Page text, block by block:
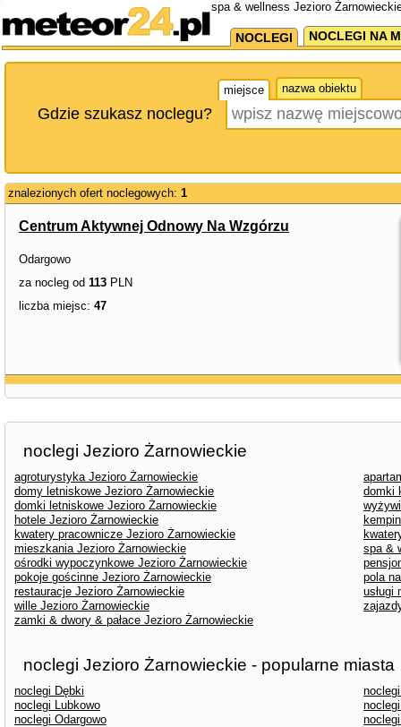
spa & wellness Jezioro
NOCLEGI NOCLEGI NA
miejsce nazwa obiektu
Gdzie szukasz noclegu?
znalezionych ofert noclegowych: 1
Centrum Aktywnej Odnowy Na Wzgórzu
Odargowo
za nocleg od 113 PLN
liczba miejsc: 47
noclegi Jezioro Żarnowieckie
agroturystyka Jezioro Żarnowieckie
domy letniskowe Jezioro Żarnowieckie
domki
domki letniskowe Jezioro Żarnowieckie
hotele Jezioro Żarnowieckie
kwatery pracownicze Jezioro Żarnowieckie
mieszkania Jezioro Żarnowieckie
spa &
ośrodki wypoczynkowe Jezioro Żarnowieckie
pokoje gościnne Jezioro Żarnowieckie
pola
restauracje Jezioro Żarnowieckie
usługi
wille Jezioro Żarnowieckie
zamki & dwory & pałace Jezioro Żarnowieckie
noclegi Jezioro Żarnowieckie - popularne miasta
noclegi Dębki
noclegi Lubkowo
noclegi Odargowo